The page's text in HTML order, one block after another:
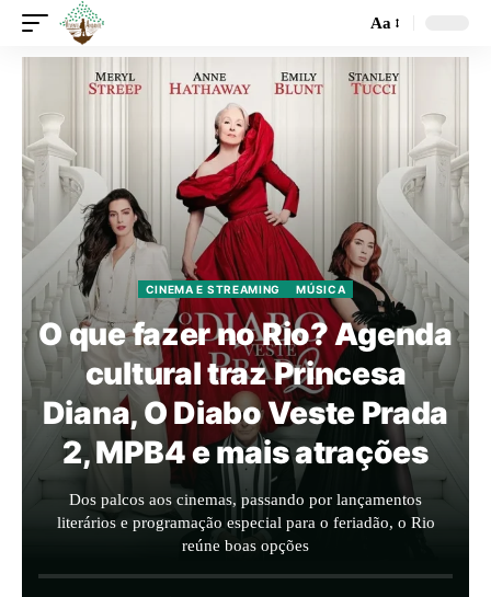
Aa
CINEMA E STREAMING MÚSICA
O que fazer no Rio? Agenda
cultural traz Princesa
Diana, O Diabo Veste Prada
2, MPB4 e mais atrações
Dos palcos aos cinemas, passando por lançamentos
literários e programação especial para o feriadão, o Rio
reúne boas opções